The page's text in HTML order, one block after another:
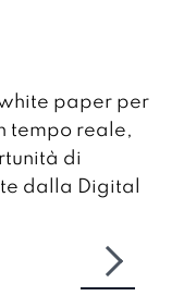
paper per
tempo reale,
di
dalla Digital